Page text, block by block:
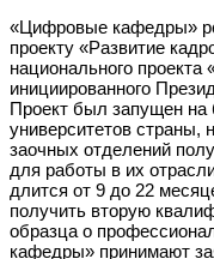
«Цифровые кафедры»
проекту «Развитие
национального
инициированного
Проект был запущен на
университетов страны,
заочных отделений
для работы в их
длится от 9 до 22
получить вторую
образца о
кафедры» принимают